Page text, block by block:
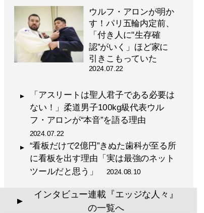
ウルフ・アロンが明か
す！パリ五輪内定前、
「付き人に"生存確
認”がいく」ほど家に
引きこもっていた
2024.07.22
「アスリートは聖人君子である必要は
ない！」柔道男子100kg級代表ウル
フ・アロンが“本音”を語る理由
2024.07.22
“看板だけで2億円”きぬた歯科が至る所
に看板を出す理由「実は最強のネット
ツールだと思う」
2024.08.10
▲
インタビュー連載『エッジな人々』
の一覧へ